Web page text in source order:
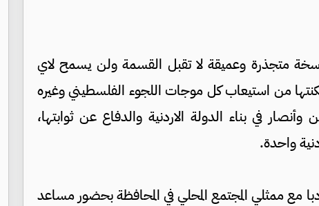
متجذرة وعميقة لا تقبل القسمة ولن يسمح لاي
من استيعاب كل موجات اللجوء الفلسطيني وغيره
وأنصار في بناء الدولة الاردنية والدفاع عن ثوابتها،
واحدة.
مع ممثلي المجتمع المحلي في المحافظة بحضور مساعد